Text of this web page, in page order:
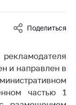
Поделиться
и направлен в
частью 1